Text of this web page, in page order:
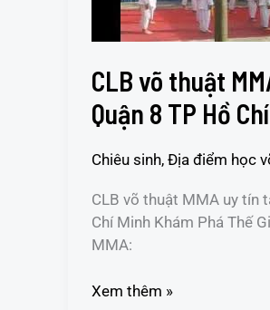
CLB võ thuật
Quận 8 TP Hồ
Chiêu sinh, Địa điểm học
CLB võ thuật MMA uy tín
Chí Minh Khám Phá Thế
MMA:
Quận
8
TP
Chí
Minh
Xem thêm »